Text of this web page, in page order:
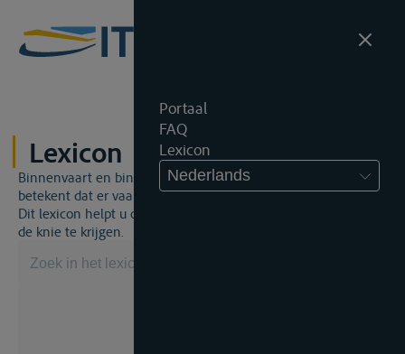
Portaal
FAQ
Lexicon
Nederlands
Lexicon
Binnenvaart en binnenvaartrecht is een unieke wereld. Dat
betekent dat er vaak een specifiek vakjargon gebruikt wordt.
Dit lexicon helpt u om een aantal broodnodige termen onder
de knie te krijgen.